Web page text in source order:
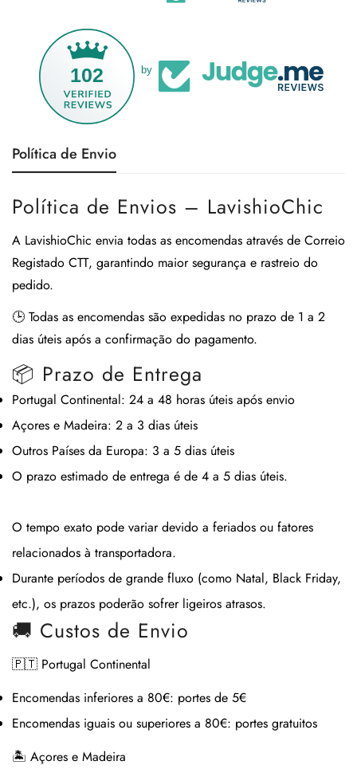
102 by
Política de Envio
Política de Envios – LavishioChic
A LavishioChic envia todas as encomendas através de Correio
Registado CTT, garantindo maior segurança e rastreio do
pedido.
🕒 Todas as encomendas são expedidas no prazo de 1 a 2
dias úteis após a confirmação do pagamento.
📦 Prazo de Entrega
Portugal Continental: 24 a 48 horas úteis após envio
Açores e Madeira: 2 a 3 dias úteis
Outros Países da Europa: 3 a 5 dias úteis
O prazo estimado de entrega é de 4 a 5 dias úteis.
O tempo exato pode variar devido a feriados ou fatores
relacionados à transportadora.
Durante períodos de grande fluxo (como Natal, Black Friday,
etc.), os prazos poderão sofrer ligeiros atrasos.
🚚 Custos de Envio
🇵🇹 Portugal Continental
Encomendas inferiores a 80€: portes de 5€
Encomendas iguais ou superiores a 80€: portes gratuitos
🏝 Açores e Madeira